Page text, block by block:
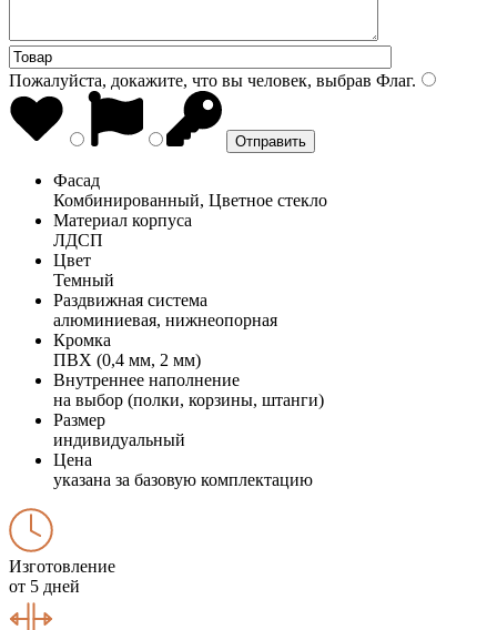
Пожалуйста, докажите, что вы человек, выбрав Флаг.
Фасад
Комбинированный, Цветное стекло
Материал корпуса
ЛДСП
Цвет
Темный
Раздвижная система
алюминиевая, нижнеопорная
Кромка
ПВХ (0,4 мм, 2 мм)
Внутреннее наполнение
на выбор (полки, корзины, штанги)
Размер
индивидуальный
Цена
указана за базовую комплектацию
Изготовление
от 5 дней